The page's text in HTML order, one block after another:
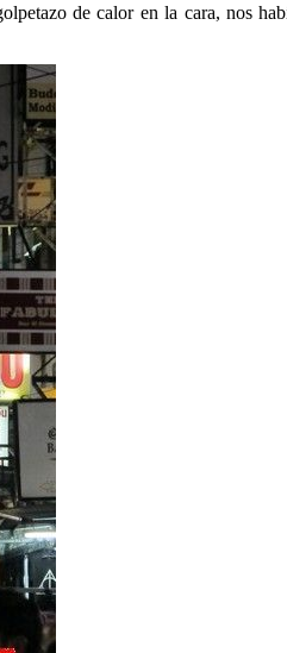
de calor en la cara, nos